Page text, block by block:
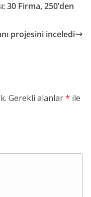
30 Firma, 250’den
projesini inceledi
Gerekli alanlar* ile